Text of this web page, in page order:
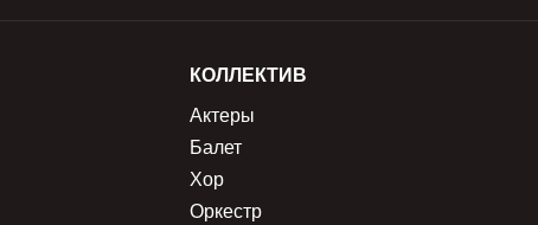
КОЛЛЕКТИВ
Актеры
Балет
Хор
Оркестр